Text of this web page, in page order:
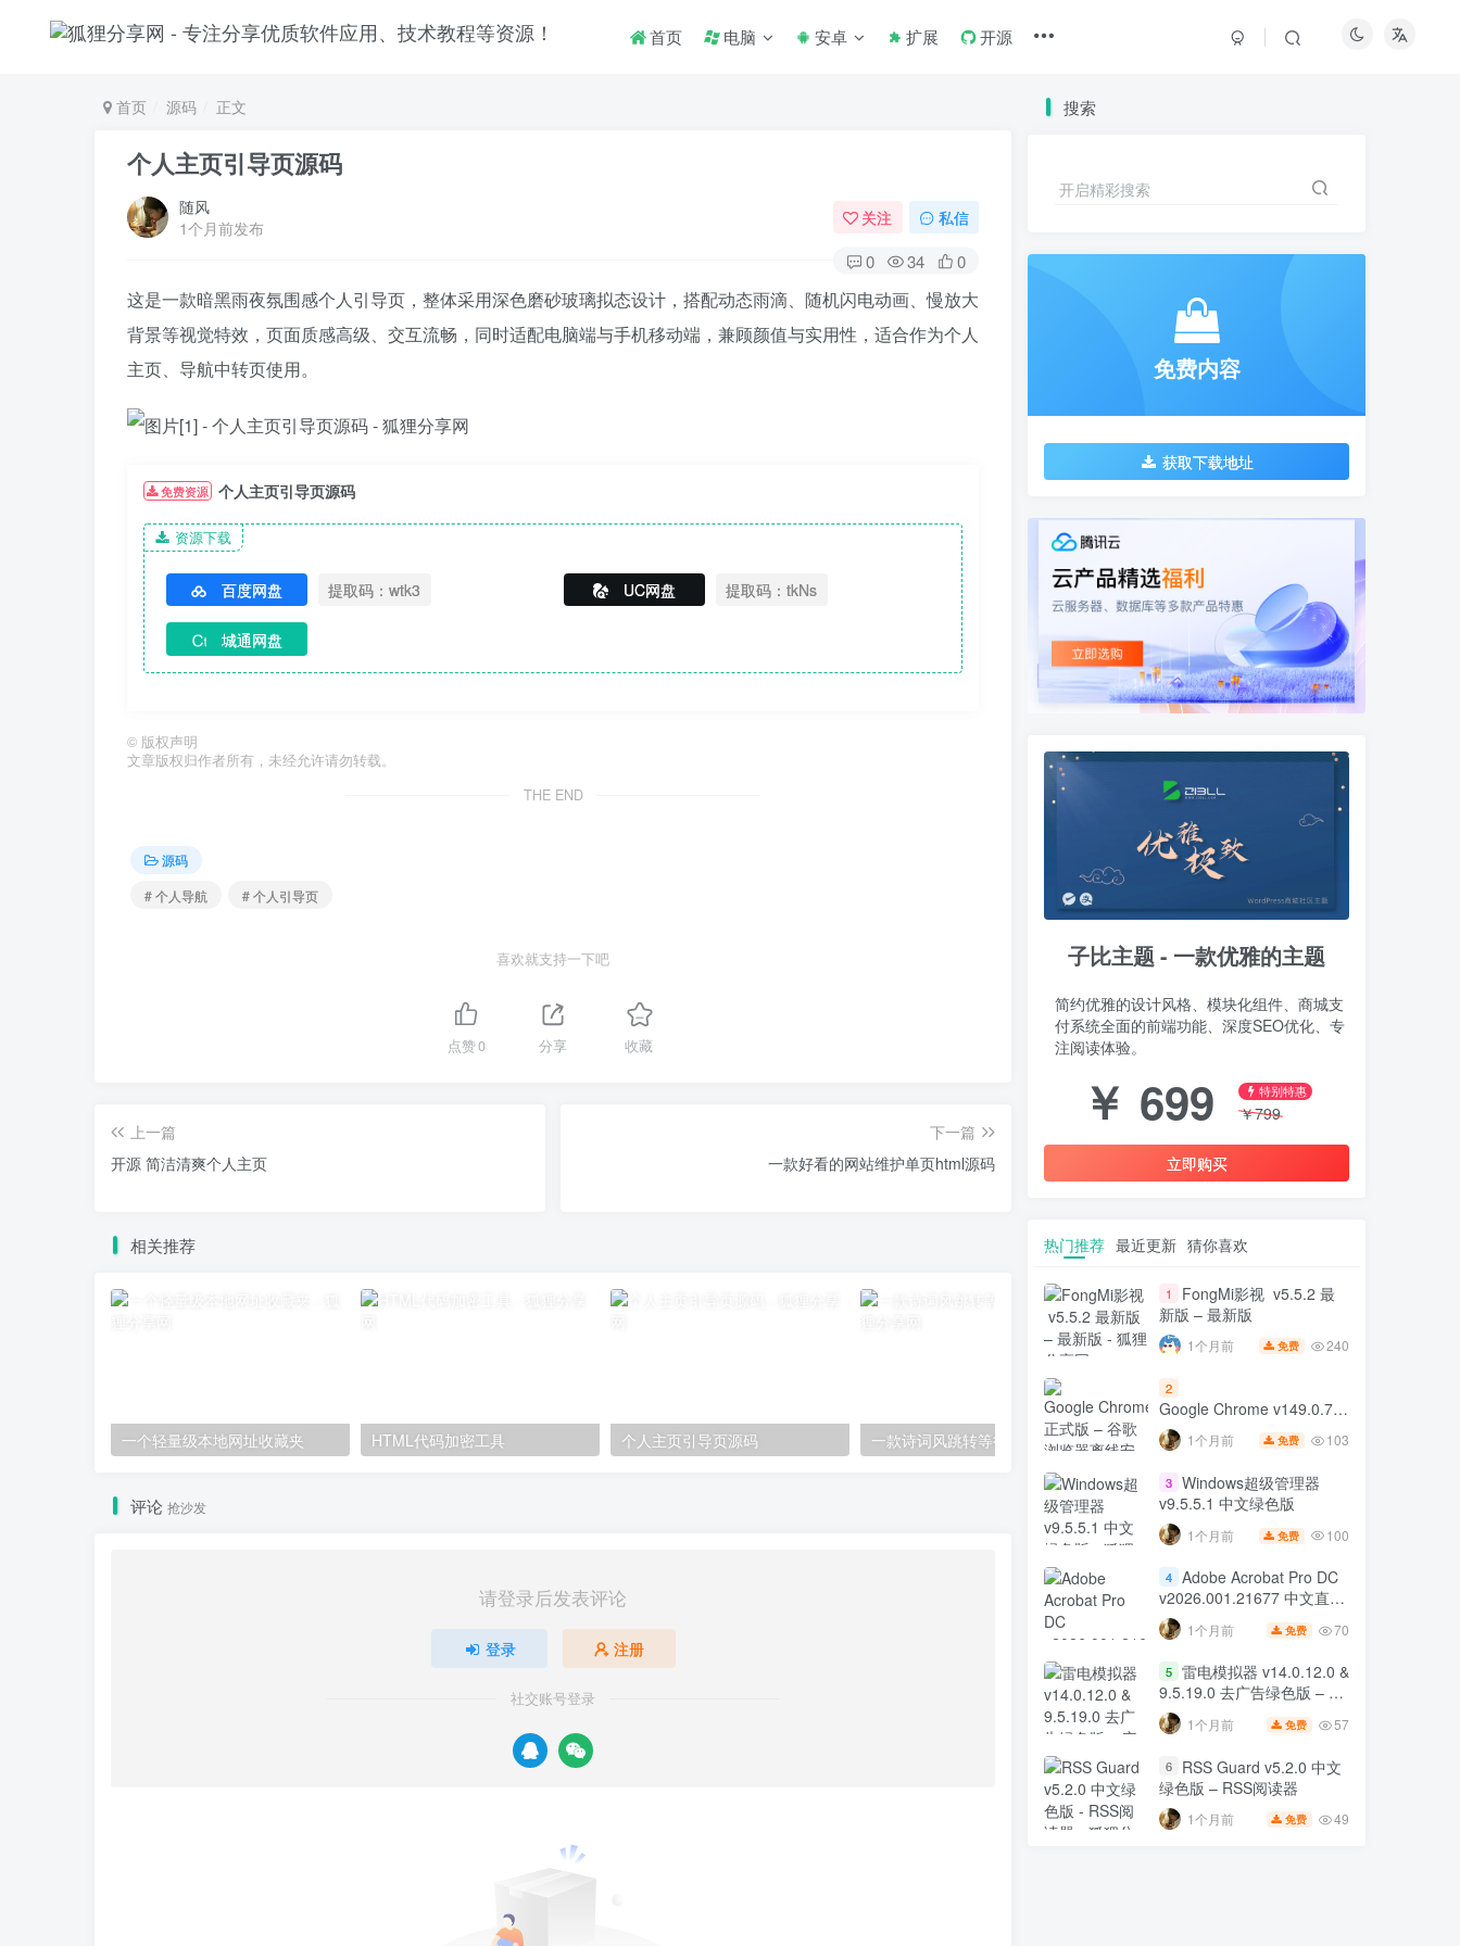
首页 电脑 安卓 扩展 开源
首页 源码 正文
个人主页引导页源码
随风
1个月前发布
关注 私信
0 34 0
这是一款暗黑雨夜氛围感个人引导页，整体采用深色磨砂玻璃拟态设计，搭配动态雨滴、随机闪电动画、慢放大
背景等视觉特效，页面质感高级、交互流畅，同时适配电脑端与手机移动端，兼顾颜值与实用性，适合作为个人
主页、导航中转页使用。
免费资源 个人主页引导页源码
资源下载
百度网盘 提取码：wtk3 UC网盘 提取码：tkNs
城通网盘
© 版权声明
文章版权归作者所有，未经允许请勿转载。
THE END
源码
# 个人导航
# 个人引导页
喜欢就支持一下吧
点赞0 分享 收藏
上一篇
开源 简洁清爽个人主页
下一篇
一款好看的网站维护单页html源码
相关推荐
一个轻量级本地网址收藏夹 HTML代码加密工具 个人主页引导页源码 一款诗词风跳转等待页源码 自定义多风格全能网址导航系统
评论 抢沙发
请登录后发表评论
登录 注册
社交账号登录
搜索
开启精彩搜索
免费内容
获取下载地址
子比主题 - 一款优雅的主题
简约优雅的设计风格、模块化组件、商城支
付系统全面的前端功能、深度SEO优化、专
注阅读体验。
￥ 699 特别特惠
￥799
立即购买
热门推荐 最近更新 猜你喜欢
1
FongMi影视 v5.5.2 最
新版 – 最新版
1个月前 免费 240
2
Google Chrome v149.0.7827.197
正式版 – 谷歌浏览器离线安
装包 1个月前 免费 103
3 Windows超级管理器
v9.5.5.1 中文绿色版
1个月前 免费 100
4 Adobe Acrobat Pro DC
v2026.001.21677 中文直装
版 32位 & 64位 – PDF 编辑
工具 1个月前 免费 70
5 雷电模拟器 v14.0.12.0 &
9.5.19.0 去广告绿色版 – 安
卓模拟器
1个月前 免费 57
6
RSS Guard v5.2.0 中文
绿色版 – RSS阅读器
1个月前 免费 49